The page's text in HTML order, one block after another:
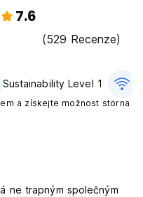
7.6
(529 Recenze)
Sustainability Level 1
a získejte možnost storna
ne trapným společným